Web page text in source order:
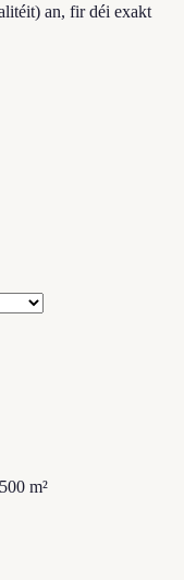
an, fir déi exakt
m²